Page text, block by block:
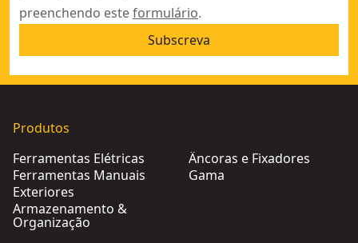
preenchendo esteformulário.
Subscreva
Produtos
Ferramentas Elétricas
Ferramentas Manuais
Exteriores
Armazenamento &
Organização
Âncoras e Fixadores
Gama